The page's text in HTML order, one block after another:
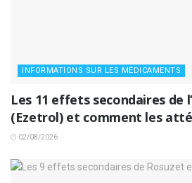
INFORMATIONS SUR LES MÉDICAMENTS
Les 11 effets secondaires de
(Ezetrol) et comment les
02/08/2026